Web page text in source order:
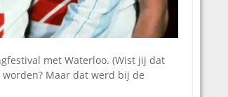
met Waterloo. (Wist jij dat
Maar dat werd bij de